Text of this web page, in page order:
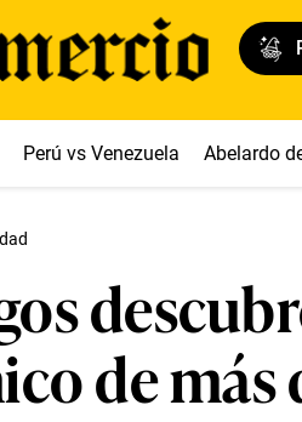
Perú vs Venezuela Abelardo
de más